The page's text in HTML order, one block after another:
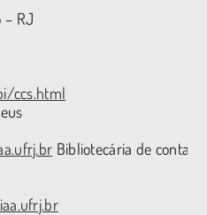
– RJ
ccs.html
Bibliotecária de contato